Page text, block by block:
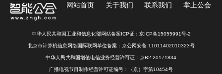
网站首页 关于我们 联系我们 掌上公会
中华人民共和国工业和信息化部网站备案ICP证： 京ICP备15055991号-2
北京市计算机信息网络国际联网单位备案： 京公网安备 11011402010323号
中华人民共和国增值电信业务经营许可证：京B2-20171834
广播电视节目制作经营许可证编号：（京）字第10454号